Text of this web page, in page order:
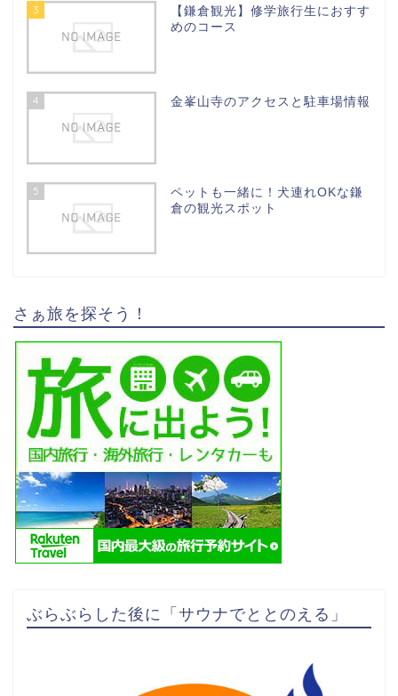
3
【鎌倉観光】修学旅行生におすす
めのコース
4 金峯山寺のアクセスと駐車場情報
5
ペットも一緒に！犬連れOKな鎌
倉の観光スポット
さぁ旅を探そう！
ぶらぶらした後に「サウナでととのえる」